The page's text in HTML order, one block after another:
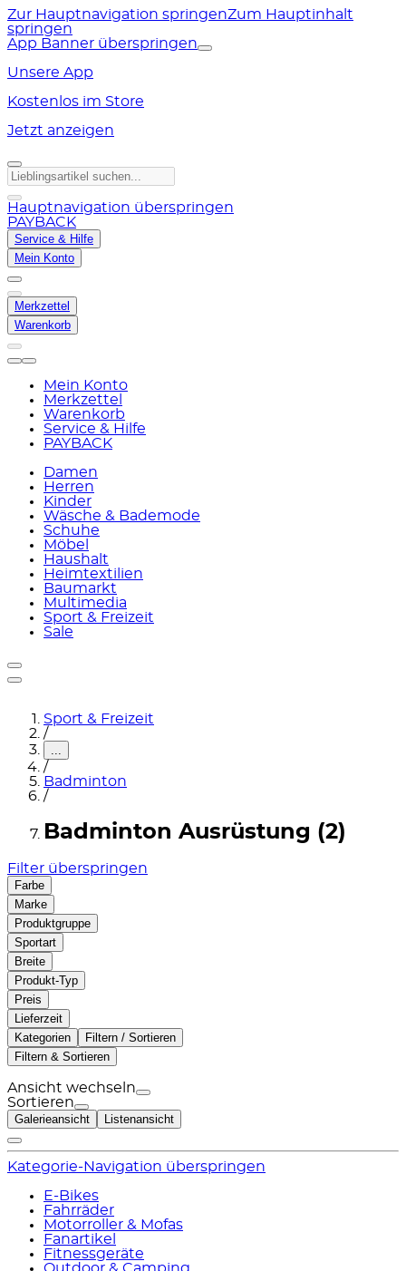
Zur Hauptnavigation springenZum Hauptinhalt
springen
App Banner überspringen
Unsere App
Kostenlos im Store
Jetzt anzeigen
Hauptnavigation überspringen
PAYBACK
Service & Hilfe
Mein Konto
Merkzettel
Warenkorb
Mein Konto
Merkzettel
Warenkorb
Service & Hilfe
PAYBACK
Damen
Herren
Kinder
Wäsche & Bademode
Schuhe
Möbel
Haushalt
Heimtextilien
Baumarkt
Multimedia
Sport & Freizeit
Sale
Sport & Freizeit
/
...
/
Badminton
/
Badminton Ausrüstung (2)
Filter überspringen
Farbe
Marke
Produktgruppe
Sportart
Breite
Produkt-Typ
Preis
Lieferzeit
Kategorien
Filtern / Sortieren
Filtern & Sortieren
Ansicht wechseln
Sortieren
Galerieansicht Listenansicht
Kategorie-Navigation überspringen
E-Bikes
Fahrräder
Motorroller & Mofas
Fanartikel
Fitnessgeräte